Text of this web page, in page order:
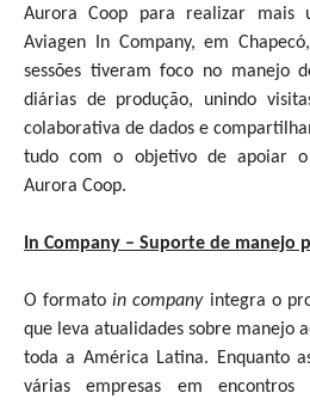
Aurora Coop para realizar mais
Aviagen In Company, em
sessões tiveram foco no manejo
diárias de produção, unindo
colaborativa de dados e
tudo com o objetivo de apoiar o
Aurora Coop.
In Company – Suporte de manejo
O formatoin companyintegra o
que leva atualidades sobre manejo
toda a América Latina. Enquanto
várias empresas em